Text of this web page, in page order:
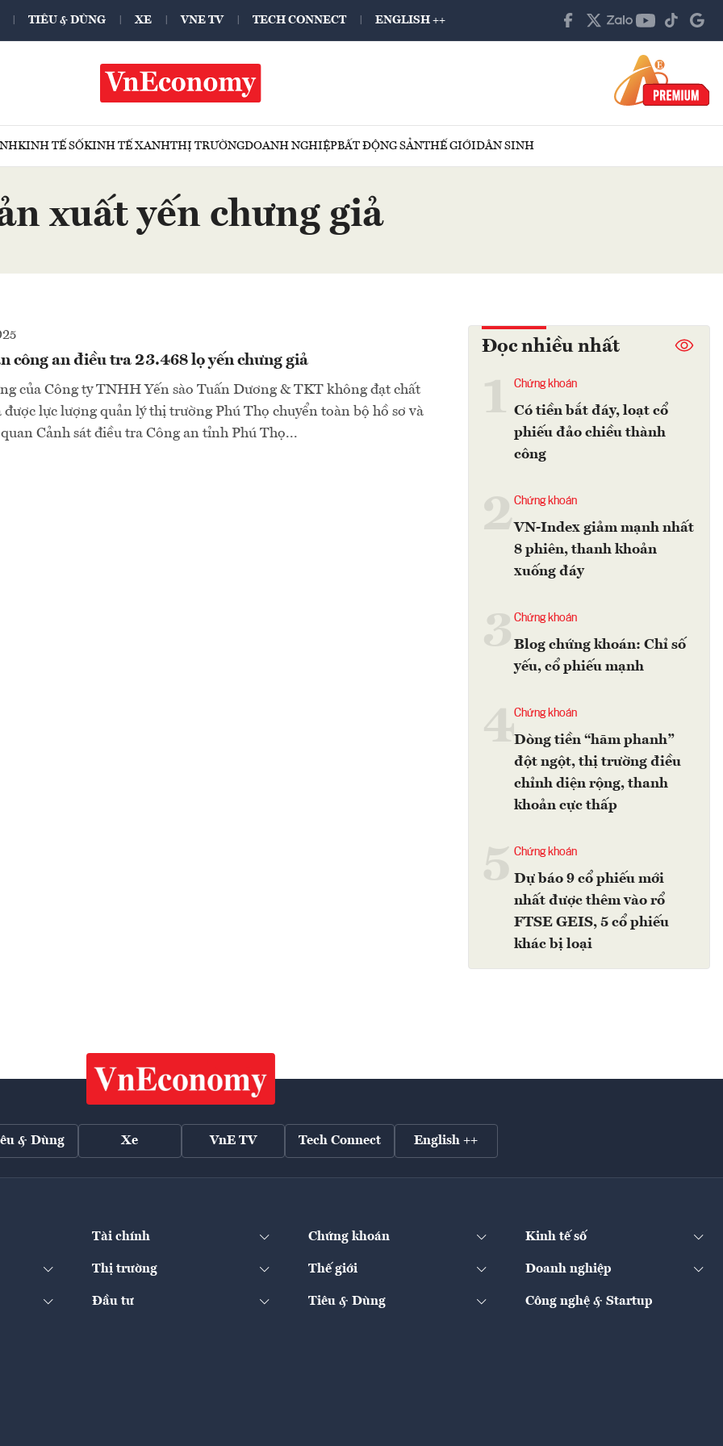
TIÊU & DÙNG XE VNE TV TECH CONNECT ENGLISH ++
KINH TẾ SỐKINH TẾ XANHTHỊ TRƯỜNGDOANH NGHIỆPBẤT ĐỘNG SẢNTHẾ GIỚIDÂN SINH
xuất yến chưng giả
công an điều tra 23.468 lọ yến chưng giả
của Công ty TNHH Yến sào Tuấn Dương & TKT không đạt chất
được lực lượng quản lý thị trường Phú Thọ chuyển toàn bộ hồ sơ và
Cảnh sát điều tra Công an tỉnh Phú Thọ...
Đọc nhiều nhất
Chứng khoán
Có tiền bắt đáy, loạt cổ
phiếu đảo chiều thành
công
2Chứng khoán
VN-Index giảm mạnh nhất
8 phiên, thanh khoản
xuống đáy
Chứng khoán
Blog chứng khoán: Chỉ số
yếu, cổ phiếu mạnh
4Chứng khoán
Dòng tiền “hãm phanh”
đột ngột, thị trường điều
chỉnh diện rộng, thanh
khoản cực thấp
Chứng khoán
Dự báo 9 cổ phiếu mới
nhất được thêm vào rổ
FTSE GEIS, 5 cổ phiếu
khác bị loại
& Dùng Xe VnE TV Tech Connect English ++
Tài chính Chứng khoán Kinh tế số
Thị trường Thế giới Doanh nghiệp
Đầu tư Tiêu & Dùng Công nghệ & Startup